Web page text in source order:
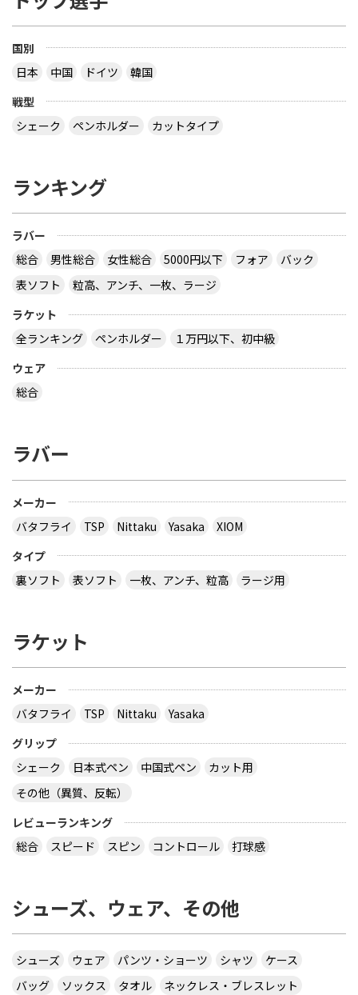
い とすると、接着層の厚さは ３枚合板で 15 / 2 ＝
7.5% 以下 ５枚合板で 15 / 4 ＝ 3.75% 以下 ７枚合
なら接着層 15% もありえますね 【質問】 （１）卓
ラケットで フォア面に近い所に 厚い接着層を入れ
る想定をしたのでしょうか？
いケースもあり得ますよ。 ２枚合板、昔にあったセ
板だったか、４枚合板だったかは忘れましたが。
サイトを見る
http://table-tennis.ocnk.net/ こちらでユニフォー
おうと思っているのは Li-Ning リーニン 中国代表ユ
３月２８日～島根県で行われた全国中学選抜卓球大
会で販売されていた 背面に「loved table
tennis~」と書かれたデザインTシャツ どこで購入
多分大会Ｔシャツでしょう。 どこでも売ってないの
では？ その会場でしか買えませんので、 最後の方
はサイズごとに売り切れになるので、 欲しい場合は
午前中に購入した方が良いでしょう。 県大会より上
で、出られなくても見に行くといいと思います。
virtual table tennisというアプリについてです。
サーブから回転(カーブなど)をかけるのってどうや
出来ますが、サーブからはできません 。 もしかし
カテ違いですが・・ 攻略サイトには スピンは相手
のコートに球があるときに自分のラケット付近をダ
ブルタップ！する と書いてありますのでやっぱり
ダブルタップではないでしょうか・・・
サイトを見る
国別
日本
中国 ドイツ
韓国
戦型
シェーク
ペンホルダー カットタイプ
ランキング
ラバー
総合
男性総合 女性総合 5000円以下 フォア
バック
表ソフト
粒高、アンチ、一枚、ラージ
ラケット
全ランキング
ペンホルダー
１万円以下、初中級
ウェア
総合
ラバー
メーカー
バタフライ
TSP Nittaku Yasaka
XIOM
タイプ
裏ソフト
表ソフト 一枚、アンチ、粒高 ラージ用
ラケット
メーカー
バタフライ
TSP Nittaku
Yasaka
グリップ
シェーク
日本式ペン 中国式ペン
カット用
その他（異質、反転）
レビューランキング
総合
スピード スピン コントロール 打球感
シューズ、ウェア、その他
シューズ ウェア パンツ・ショーツ シャツ
ケース
バッグ
ソックス タオル
ネックレス・ブレスレット